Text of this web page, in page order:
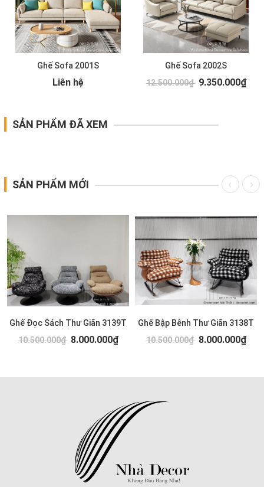
Ghế Sofa 2001S
Liên hệ
Ghế Sofa 2002S
12.500.000₫ 9.350.000₫
SẢN PHẨM ĐÃ XEM
SẢN PHẨM MỚI
Ghế Đọc Sách Thư Giãn 3139T
10.500.000₫ 8.000.000₫
Ghế Bập Bênh Thư Giãn 3138T
10.500.000₫ 8.000.000₫